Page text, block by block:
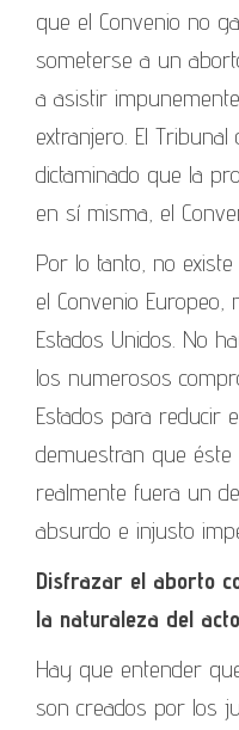
que el Convenio no
someterse a un
a asistir
extranjero. El
dictaminado que la
en sí misma, el
Por lo tanto, no
el Convenio Europeo,
Estados Unidos. No
los numerosos
Estados para reducir
demuestran que
realmente fuera un
absurdo e injusto
Disfrazar el aborto
la naturaleza del
Hay que entender
son creados por los